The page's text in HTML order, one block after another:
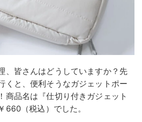
、皆さんはどうしていますか？先
くと、便利そうなガジェットポー
商品名は『仕切り付きガジェット
660（税込）でした。